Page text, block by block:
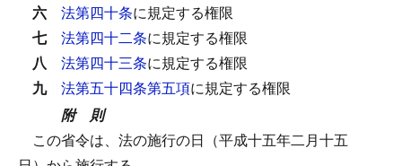
六 法第四十条に規定する権限
七 法第四十二条に規定する権限
八 法第四十三条に規定する権限
九 法第五十四条第五項に規定する権限
附 則
この省令は、法の施行の日（平成十五年二月十五